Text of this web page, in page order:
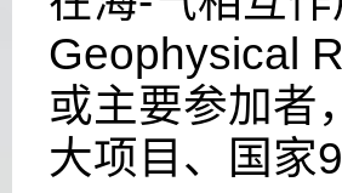
Geophysical
或主要参加者
大项目、国家